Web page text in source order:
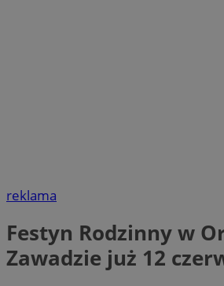
reklama
Festyn Rodzinny w
Zawadzie już 12